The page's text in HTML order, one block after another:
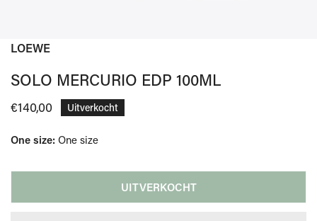
LOEWE
SOLO MERCURIO EDP 100ML
Normale
€140,00 Uitverkocht
One size: One size
UITVERKOCHT